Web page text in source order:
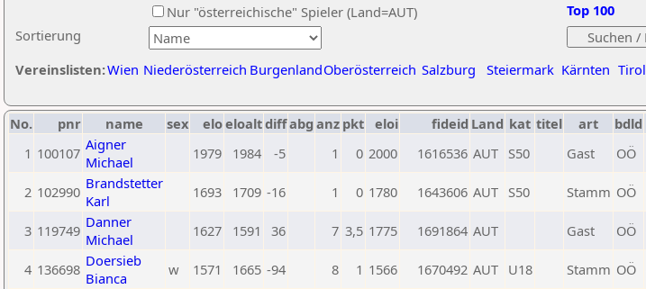
Sortierung
Nur "österreichische" Spieler (Land=AUT)
Vereinslisten:Wien Niederösterreich BurgenlandOberösterreich Salzburg Steiermark Kärnten Tirol
Top 100
No. pnr name sex eloeloaltdiffabg anz pkt eloi fideid Land kat titel art bdld
1 100107 Aigner
Michael
1979 1984 -5 1 0 2000 1616536 AUT S50 Gast OÖ
2 102990 Brandstetter
Karl
1693 1709 -16 1 0 1780 1643606 AUT S50 Stamm OÖ
3 119749 Danner
Michael
1627 1591 36 7 3,5 1775 1691864 AUT Gast OÖ
4 136698 Doersieb
Bianca
w 1571 1665 -94 8 1 1566 1670492 AUT U18 Stamm OÖ